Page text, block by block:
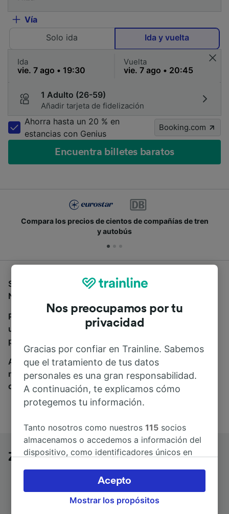
Vía
Solo ida
Ida y vuelta
Ida Vuelta
1 Adulto (26-59)
Añadir tarjeta de fidelización
Ahorra hasta un 20 % en
estancias con Genius
Booking.com
Encuentra billetes baratos
Compara los precios de cientos de compañías de tren
y autobús
Si estás buscando autobuses de Zürich Hardbrücke a
Niza, estás en el sitio adecuado.
Para encontrar billetes de autobús, simplemente haz
una búsqueda y nosotros compararemos horarios y
precios tanto de tren como de autobús.
A donde quiera que vayas, tu viaje empieza con
nosotros. Encuentra billetes de más de 170
compañías de tren y autobús.
Zürich Hardbrücke a Niza en autobús
Nos preocupamos por tu
privacidad
Gracias por confiar en Trainline. Sabemos
que el tratamiento de tus datos
personales es una gran responsabilidad.
A continuación, te explicamos cómo
protegemos tu información.
Tanto nosotros como nuestros115 socios
almacenamos o accedemos a información del
dispositivo, como identificadores únicos en
Puedes aceptar o administrar tus preferencias
haciendo clic abajo, incluido el derecho de
oposición en función de tu interés legítimo o,
Mostrar los propósitos
Acepto